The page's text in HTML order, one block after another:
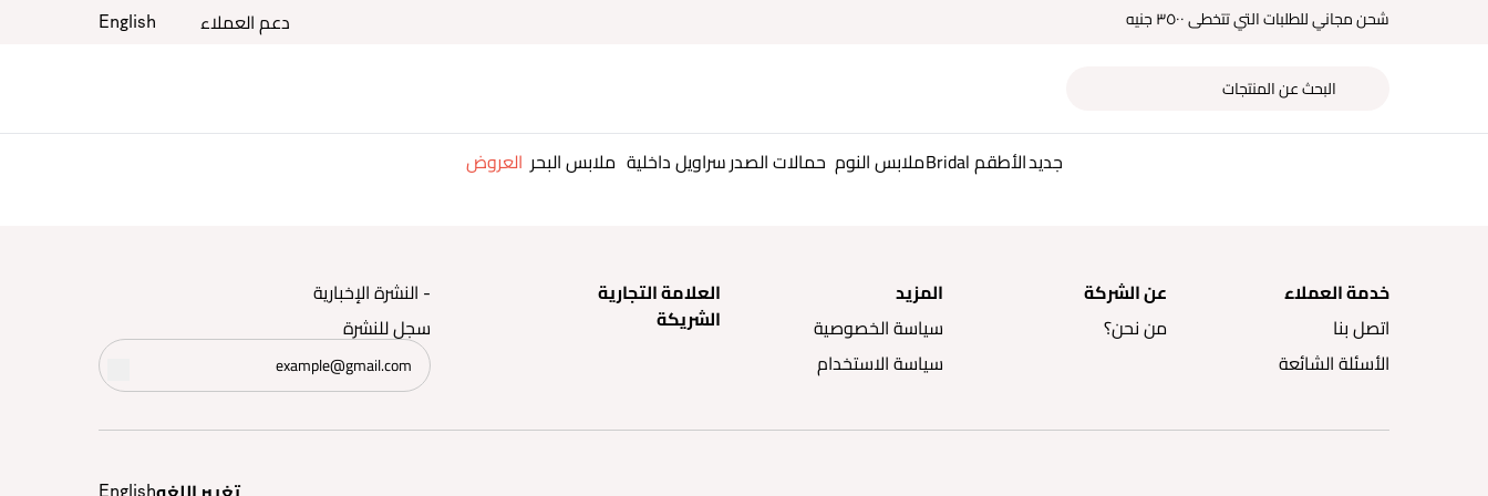
شحن مجاني للطلبات التي تتخطى ٣٥٠٠ جنيه دعم العملاء English
جديدالأطقمBridalملابس النوم حمالات الصدرسراويل داخلية ملابس البحر العروض
خدمة العملاء
اتصل بنا
الأسئلة الشائعة
عن الشركة
من نحن؟
المزيد
سياسة الخصوصية
سياسة الاستخدام
العلامة التجارية
الشريكة
- النشرة الإخبارية
سجل للنشرة
English